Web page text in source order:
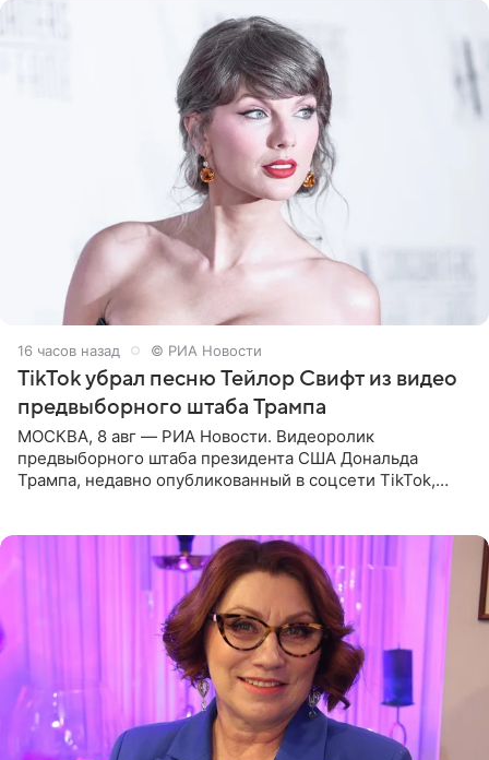
16 часов назад © РИА Новости
TikTok убрал песню Тейлор Свифт из видео
предвыборного штаба Трампа
МОСКВА, 8 авг — РИА Новости. Видеоролик
предвыборного штаба президента США Дональда
Трампа, недавно опубликованный в соцсети TikTok,